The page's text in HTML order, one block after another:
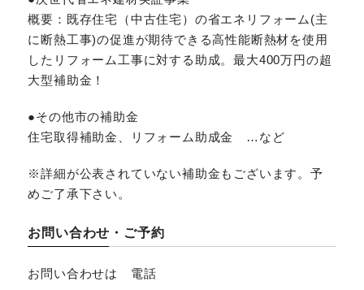
概要：既存住宅（中古住宅）の省エネリフォーム(主
に断熱工事)の促進が期待できる高性能断熱材を使用
したリフォーム工事に対する助成。最大400万円の超
大型補助金！
●その他市の補助金
住宅取得補助金、リフォーム助成金 …など
※詳細が公表されていない補助金もございます。予
めご了承下さい。
お問い合わせ・ご予約
お問い合わせは 電話